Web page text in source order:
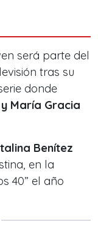
será parte del
tras su
donde
María Gracia
Benítez
en la
40” el año